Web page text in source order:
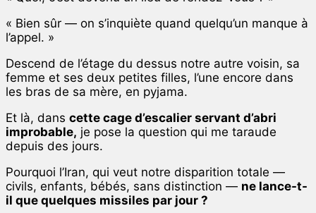
« Bien sûr — on s’inquiète quand quelqu’un manque à
l’appel. »
Descend de l’étage du dessus notre autre voisin, sa
femme et ses deux petites filles, l’une encore dans
les bras de sa mère, en pyjama.
Et là, dans cette cage d’escalier servant d’abri
improbable, je pose la question qui me taraude
depuis des jours.
Pourquoi l’Iran, qui veut notre disparition totale —
civils, enfants, bébés, sans distinction — ne lance-t-
il que quelques missiles par jour ?